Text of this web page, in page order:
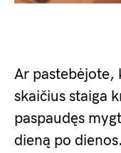
Ar pastebėjote,
skaičius staiga
paspaudęs
dieną po